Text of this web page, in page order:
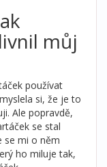
můj
používat
si, že je to
Ale popravdě,
se stal
se mi o něm
ho miluje tak,